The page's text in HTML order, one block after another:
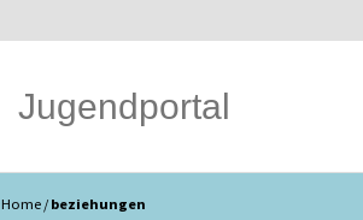
Jugendportal
Home / beziehungen